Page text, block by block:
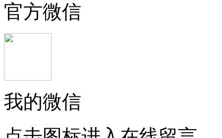
官方微信
我的微信